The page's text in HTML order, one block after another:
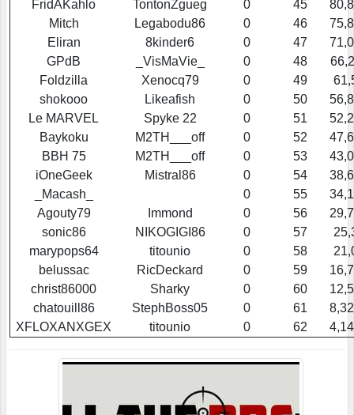
FridAKahlo
TontonZgueg 0 45
Mitch
Legabodu86 0 46
Eliran
8kinder6 0 47
GPdB
_VisMaVie_ 0 48
Foldzilla
Xenocq79 0 49
shokooo
Likeafish 0 50
Le MARVEL
Spyke 22 0 51
Baykoku
M2TH___off 0 52
BBH 75
M2TH___off 0 53
iOneGeek
Mistral86 0 54
_Macash_
0 55
Agouty79
Immond 0 56
sonic86
NIKOGIGI86 0 57
marypops64
titounio 0 58
belussac
RicDeckard 0 59
christ86000
Sharky 0 60
chatouill86
StephBoss05 0 61
XFLOXANXGEX
titounio 0 62